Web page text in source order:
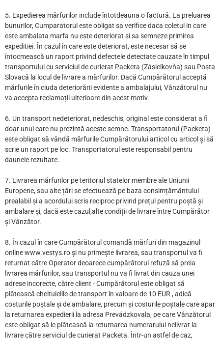
5. Expedierea mărfurilor include întotdeauna o factură. La preluarea
bunurilor, Cumparatorul este obligat sa verifice daca coletul in care
este ambalata marfa nu este deteriorat si sa semneze primirea
expeditiei. În cazul în care este deteriorat, este necesar să se
întocmească un raport privind defectele detectate cauzate în timpul
transportului cu serviciul de curierat Packeta (Zásielkovňa) sau Poșta
Slovacă la locul de livrare a mărfurilor. Dacă Cumpărătorul acceptă
mărfurile în ciuda deteriorării evidente a ambalajului, Vânzătorul nu
va accepta reclamații ulterioare din acest motiv.
6. Un transport nedeteriorat, nedeschis, original este considerat a fi
doar unul care nu prezintă aceste semne. Transportatorul (Packeta)
este obligat să vândă mărfurile Cumpărătorului articol cu articol și să
scrie un raport pe loc. Transportatorul este responsabil pentru
daunele rezultate.
7. Livrarea mărfurilor pe teritoriul statelor membre ale Uniunii
Europene, sau alte țări se efectuează pe baza consimțământului
prealabil și a acordului scris reciproc privind prețul pentru poștă și
ambalare și, dacă este cazul,alte condiții de livrare între Cumpărător
și Vânzător.
8. În cazul în care Cumpărătorul comandă mărfuri din magazinul
online www.vestys.ro și nu primește livrarea, sau transportul va fi
returnat către Operator deoarece cumpărătorul refuză să preia
livrarea mărfurilor, sau transportul nu va fi livrat din cauza unei
adrese incorecte, către client - Cumpărătorul este obligat să
plătească cheltuielile de transport în valoare de 10 EUR , adică
costurile poștale și de ambalare, precum și costurile poștale care apar
la returnarea expedierii la adresa Prevádzkovala, pe care Vânzătorul
este obligat să le plătească la returnarea numerarului nelivrat la
livrare către serviciul de curierat Packeta. Într-un astfel de caz,